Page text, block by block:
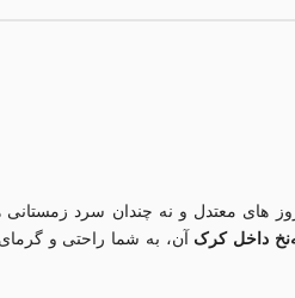
های معتدل و نه چندان سرد زمستانی
داخل کرک آن، به شما راحتی و